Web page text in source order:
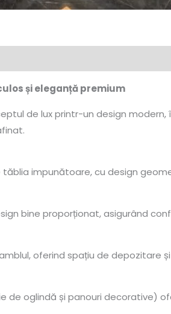
și eleganță premium
de lux printr-un design
impunătoare, cu design
bine proporționat, asigurând
oferind spațiu de depozitare
de oglindă și panouri decorative)